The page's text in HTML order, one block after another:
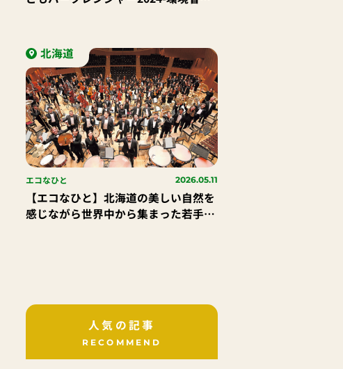
北海道
エコなひと 2026.05.11
【エコなひと】北海道の美しい自然を
感じながら世界中から集まった若手音
人気の記事
RECOMMEND